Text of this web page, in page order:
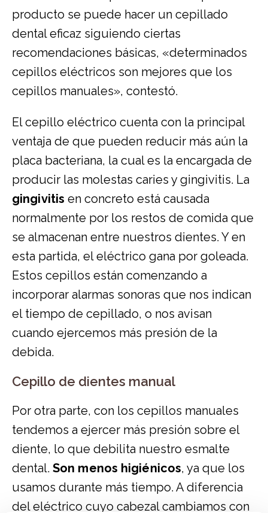
producto se puede hacer un cepillado
dental eficaz siguiendo ciertas
recomendaciones básicas, «determinados
cepillos eléctricos son mejores que los
cepillos manuales», contestó.
El cepillo eléctrico cuenta con la principal
ventaja de que pueden reducir más aún la
placa bacteriana, la cual es la encargada de
producir las molestas caries y gingivitis. La
gingivitis en concreto está causada
normalmente por los restos de comida que
se almacenan entre nuestros dientes. Y en
esta partida, el eléctrico gana por goleada.
Estos cepillos están comenzando a
incorporar alarmas sonoras que nos indican
el tiempo de cepillado, o nos avisan
cuando ejercemos más presión de la
debida.
Cepillo de dientes manual
Por otra parte, con los cepillos manuales
tendemos a ejercer más presión sobre el
diente, lo que debilita nuestro esmalte
dental. Son menos higiénicos, ya que los
usamos durante más tiempo. A diferencia
del eléctrico cuyo cabezal cambiamos con